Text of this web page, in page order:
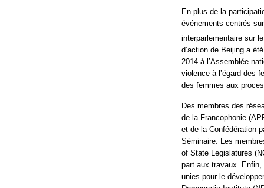
En plus de la
événements centrés
interparlementaire sur
d’action de Beijing a
2014 à l’Assemblée
violence à l’égard des
des femmes aux
Des membres des
de la Francophonie
et de la Confédération
Séminaire. Les
of State Legislatures
part aux travaux. Enfin,
unies pour le